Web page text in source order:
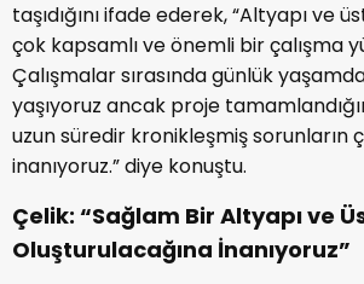
taşıdığını ifade ederek, “Altyapı ve
çok kapsamlı ve önemli bir çalışma
Çalışmalar sırasında günlük
yaşıyoruz ancak proje
uzun süredir kronikleşmiş sorunların
inanıyoruz.” diye konuştu.
Çelik: “Sağlam Bir Altyapı ve
Oluşturulacağına İnanıyoruz”